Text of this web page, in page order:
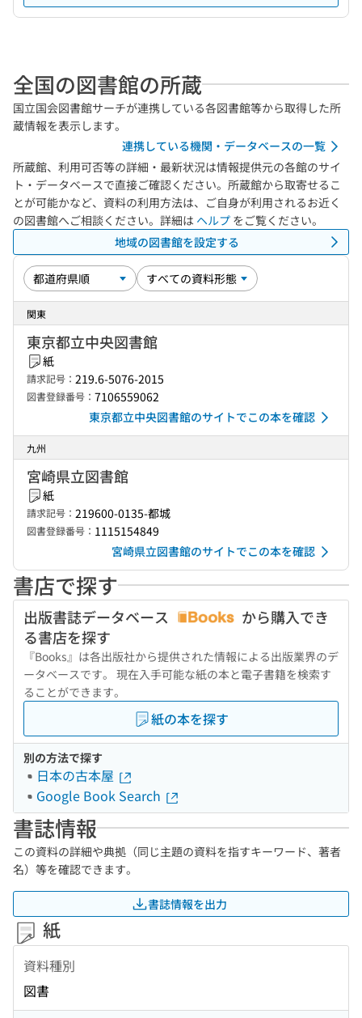
全国の図書館の所蔵
国立国会図書館サーチが連携している各図書館等から取得した所
蔵情報を表示します。
連携している機関・データベースの一覧
所蔵館、利用可否等の詳細・最新状況は情報提供元の各館のサイ
ト・データベースで直接ご確認ください。所蔵館から取寄せるこ
とが可能かなど、資料の利用方法は、ご自身が利用されるお近く
の図書館へご相談ください。詳細は ヘルプ をご覧ください。
地域の図書館を設定する
関東
東京都立中央図書館
紙
請求記号： 219.6-5076-2015
図書登録番号： 7106559062
東京都立中央図書館のサイトでこの本を確認
九州
宮崎県立図書館
紙
請求記号： 219600-0135-都城
図書登録番号： 1115154849
宮崎県立図書館のサイトでこの本を確認
書店で探す
出版書誌データベース
から購入でき
る書店を探す
『Books』は各出版社から提供された情報による出版業界のデ
ータベースです。 現在入手可能な紙の本と電子書籍を検索す
ることができます。
紙の本を探す
別の方法で探す
日本の古本屋
Google Book Search
書誌情報
この資料の詳細や典拠（同じ主題の資料を指すキーワード、著者
名）等を確認できます。
書誌情報を出力
紙
資料種別
図書